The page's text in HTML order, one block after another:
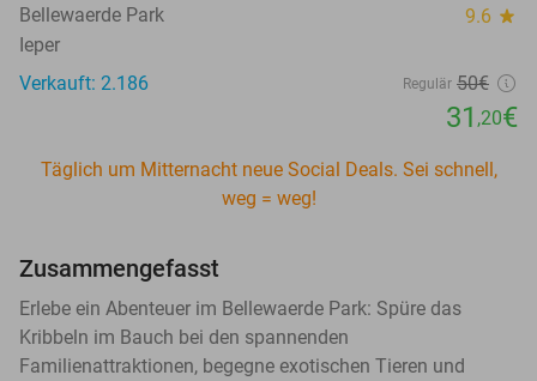
Bellewaerde Park 9.6 star
Ieper
Verkauft: 2.186
Regulär 50€
31 ,20€
Täglich um Mitternacht neue Social Deals. Sei schnell,
weg = weg!
Zusammengefasst
Erlebe ein Abenteuer im Bellewaerde Park: Spüre das
Kribbeln im Bauch bei den spannenden
Familienattraktionen, begegne exotischen Tieren und